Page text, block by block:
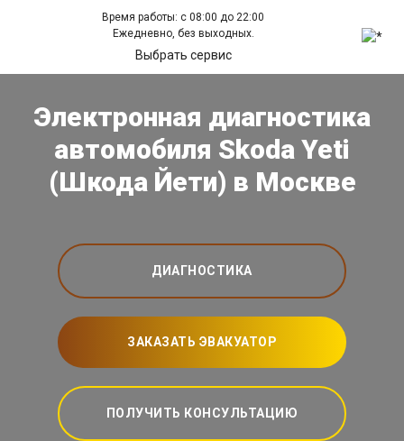
Время работы: с 08:00 до 22:00
Ежедневно, без выходных.
Выбрать сервис
Электронная диагностика
автомобиля Skoda Yeti
(Шкода Йети) в Москве
ДИАГНОСТИКА
ЗАКАЗАТЬ ЭВАКУАТОР
ПОЛУЧИТЬ КОНСУЛЬТАЦИЮ